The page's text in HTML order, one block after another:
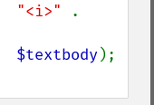
"<i>"
$textbody